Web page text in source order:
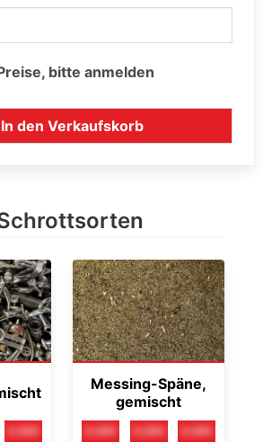
bitte anmelden
In den Verkaufskorb
0,00€
Messing-Späne,
gemischt
0,00€
0,00€
0,00€